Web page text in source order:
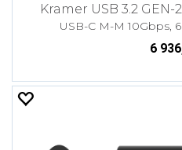
Kramer USB 3.2
USB-C M-M 10Gbps,
6